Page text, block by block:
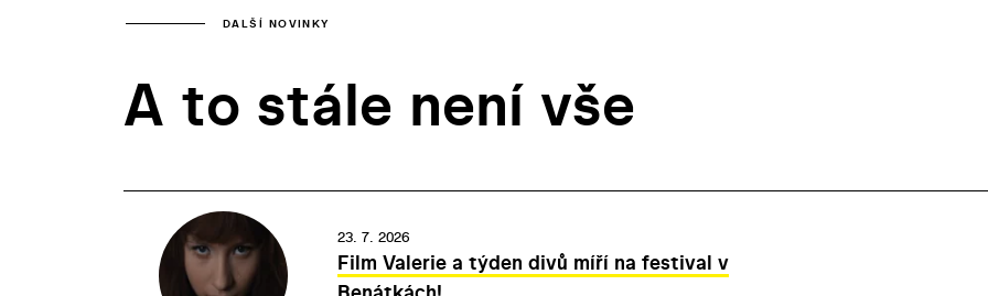
DALŠÍ NOVINKY
A to stále není vše
23. 7. 2026
Film Valerie a týden divů míří na festival v